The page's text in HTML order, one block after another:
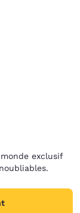
exclusif